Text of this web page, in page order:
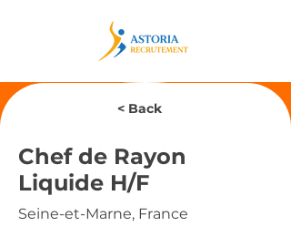
< Back
Chef de Rayon
Liquide H/F
Seine-et-Marne, France